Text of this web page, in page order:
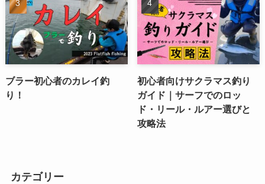
ブラー初心者のカレイ釣
り！
初心者向けサクラマス釣り
ガイド｜サーフでのロッ
ド・リール・ルアー選びと
攻略法
カテゴリー